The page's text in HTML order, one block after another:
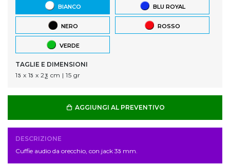
BIANCO BLU ROYAL
NERO ROSSO
VERDE
TAGLIE E DIMENSIONI
1ƽ x 1ƽ x 2ƺ cm | 15 gr
AGGIUNGI AL PREVENTIVO
DESCRIZIONE
Cuffie audio da orecchio, con jack 3ƽ mm.